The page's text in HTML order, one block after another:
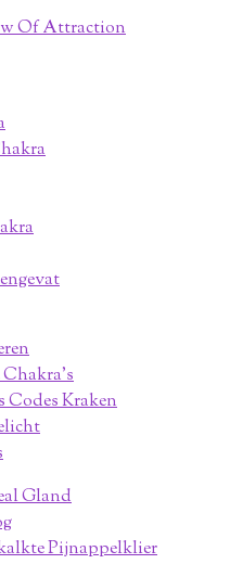
Of Attraction
Chakra's
Codes Kraken
Gland
Pijnappelklier